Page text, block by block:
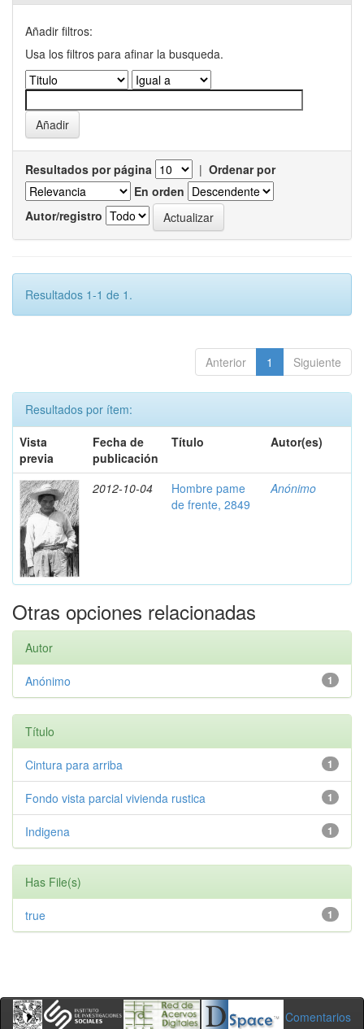
Añadir filtros:
Usa los filtros para afinar la busqueda.
Resultados por página | Ordenar por
En orden
Autor/registro
Resultados 1-1 de 1.
Anterior 1 Siguiente
Resultados por ítem:
Vista
previa
Fecha de
publicación
Título Autor(es)
2012-10-04
Hombre pame
de frente, 2849
Anónimo
Otras opciones relacionadas
Autor
1
Anónimo
Título
1
Cintura para arriba
1
Fondo vista parcial vivienda rustica
1
Indigena
Has File(s)
1
true
Comentarios